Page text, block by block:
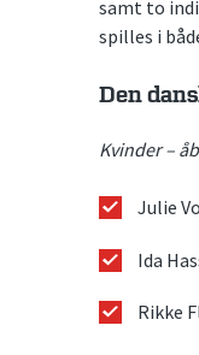
samt to
spilles i
Den
Kvinder –
Julie
Ida
Rikke